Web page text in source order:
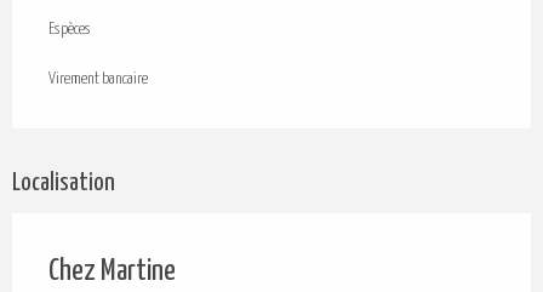
Espèces
Virement bancaire
Localisation
Chez Martine